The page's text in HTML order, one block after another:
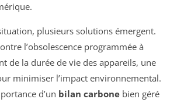
plusieurs solutions émergent.
l’obsolescence programmée à
de la durée de vie des appareils, une
minimiser l’impact environnemental.
d’un bilan carbone bien géré